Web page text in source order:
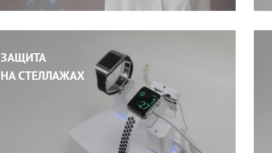
ЗАЩИТА
НА СТЕЛЛАЖАХ